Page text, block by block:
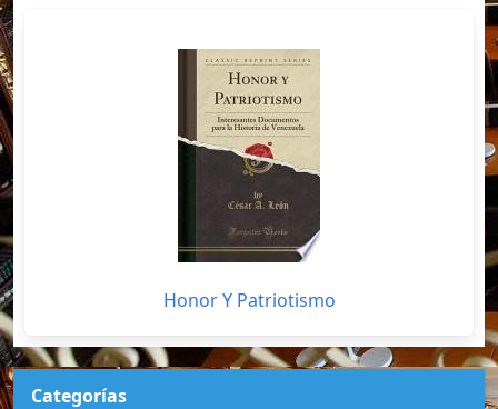
Honor Y Patriotismo
Categorías